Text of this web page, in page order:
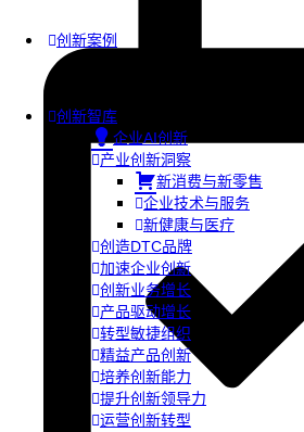
创新案例
创新智库
企业AI创新
产业创新洞察
新消费与新零售
企业技术与服务
新健康与医疗
创造DTC品牌
加速企业创新
创新业务增长
产品驱动增长
转型敏捷组织
精益产品创新
培养创新能力
提升创新领导力
运营创新转型